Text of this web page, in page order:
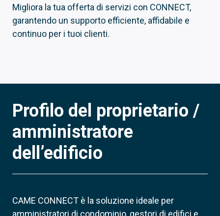
Migliora la tua offerta di servizi con CONNECT,
garantendo un supporto efficiente, affidabile e
continuo per i tuoi clienti.
Profilo del proprietario /
amministratore
dell’edificio
CAME CONNECT è la soluzione ideale per
amministratori di condominio, gestori di edifici e